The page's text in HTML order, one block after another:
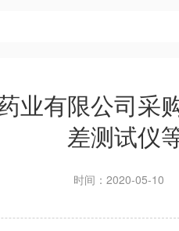
业有限公司采
差测试仪
时间：2020-05-10